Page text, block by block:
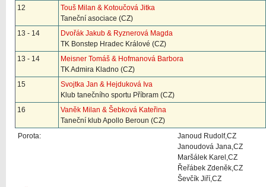
12
Touš Milan & Kotoučová Jitka
Taneční asociace (CZ)
13 - 14
Dvořák Jakub & Ryznerová Magda
TK Bonstep Hradec Králové (CZ)
13 - 14
Meisner Tomáš & Hofmanová Barbora
TK Admira Kladno (CZ)
15
Svojtka Jan & Hejduková Iva
Klub tanečního sportu Příbram (CZ)
16
Vaněk Milan & Šebková Kateřina
Taneční klub Apollo Beroun (CZ)
Porota:
Janoud Rudolf,CZ
Janoudová Jana,CZ
Maršálek Karel,CZ
Řeřábek Zdeněk,CZ
Ševčík Jiří,CZ